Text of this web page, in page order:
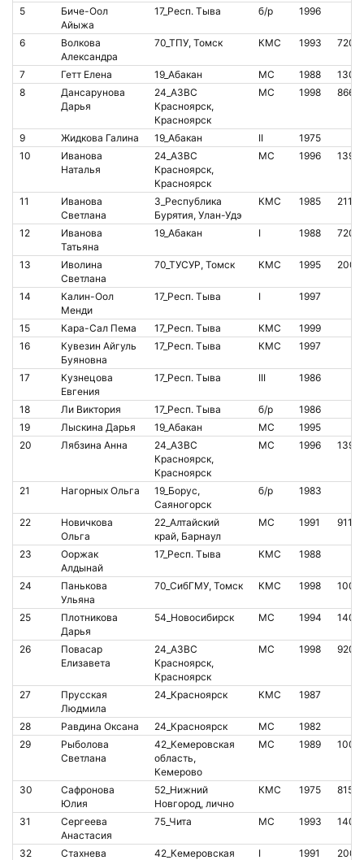
5
Биче-Оол
Айыжа
17_Респ. Тыва б/р 1996
6
Волкова
Александра
70_ТПУ, Томск КМС 1993
7 Гетт Елена 19_Абакан МС 1988
8
Дансарунова
Дарья
24_АЗВС
Красноярск,
Красноярск
МС 1998
9 Жидкова Галина 19_Абакан II
1975
10
Иванова
Наталья
24_АЗВС
Красноярск,
Красноярск
МС 1996
11
Иванова
Светлана
3_Республика
Бурятия, Улан-Удэ
КМС 1985
12
Иванова
Татьяна
19_Абакан I 1988
13
Иволина
Светлана
70_ТУСУР, Томск КМС 1995
14
Калин-Оол
Менди
17_Респ. Тыва I 1997
15 Кара-Сал Пема 17_Респ. Тыва КМС
1999
16
Кувезин Айгуль
Буяновна
17_Респ. Тыва КМС 1997
17
Кузнецова
Евгения
17_Респ. Тыва III 1986
18 Ли Виктория 17_Респ. Тыва б/р
1986
19
Лыскина Дарья 19_Абакан МС
1995
20
Лябзина Анна
24_АЗВС
Красноярск,
Красноярск
МС 1996
21 Нагорных Ольга
19_Борус,
Саяногорск
б/р 1983
22
Новичкова
Ольга
22_Алтайский
край, Барнаул
МС 1991
23
Ооржак
Алдынай
17_Респ. Тыва КМС 1988
24
Панькова
Ульяна
70_CибГМУ, Томск КМС 1998
25
Плотникова
Дарья
54_Новосибирск МС 1994
26
Повасар
Елизавета
24_АЗВС
Красноярск,
Красноярск
МС 1998
27
Прусская
Людмила
24_Красноярск КМС 1987
28 Равдина Оксана 24_Красноярск МС
1982
29
Рыболова
Светлана
42_Кемеровская
область,
Кемерово
МС 1989
30
Сафронова
Юлия
52_Нижний
Новгород, лично
КМС 1975
31
Сергеева
Анастасия
75_Чита МС 1993
32
Стахнева
42_Кемеровская
I 1991